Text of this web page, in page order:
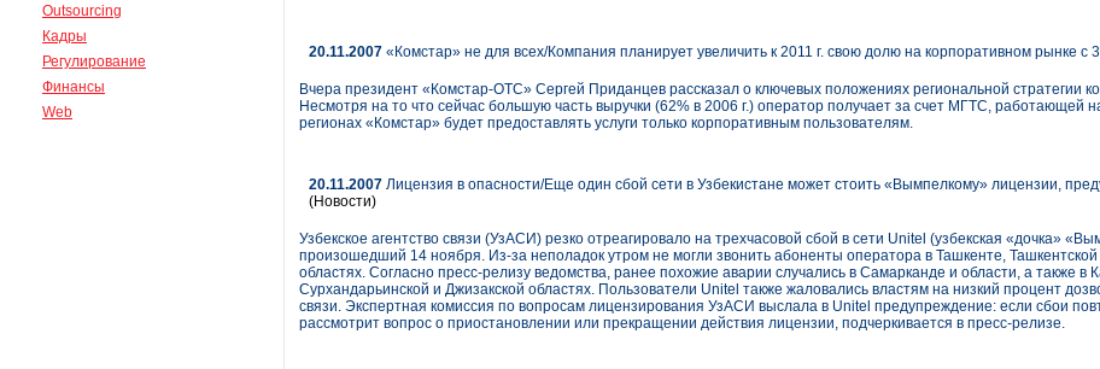
Outsourcing
Кадры
Регулирование
Финансы
Web
20.11.2007 «Комстар» не для всех/Компания планирует увеличить к 2011 г. свою долю на корпоративном рынке с
Вчера президент «Комстар-ОТС» Сергей Приданцев рассказал о ключевых положениях региональной стратегии
Несмотря на то что сейчас большую часть выручки (62% в 2006 г.) оператор получает за счет МГТС, работающей
регионах «Комстар» будет предоставлять услуги только корпоративным пользователям.
20.11.2007 Лицензия в опасности/Еще один сбой сети в Узбекистане может стоить «Вымпелкому» лицензии,
(Новости)
Узбекское агентство связи (УзАСИ) резко отреагировало на трехчасовой сбой в сети Unitel (узбекская «дочка»
произошедший 14 ноября. Из-за неполадок утром не могли звонить абоненты оператора в Ташкенте,
областях. Согласно пресс-релизу ведомства, ранее похожие аварии случались в Самарканде и области, а также в
Сурхандарьинской и Джизакской областях. Пользователи Unitel также жаловались властям на низкий процент
связи. Экспертная комиссия по вопросам лицензирования УзАСИ выслала в Unitel предупреждение: если сбои
рассмотрит вопрос о приостановлении или прекращении действия лицензии, подчеркивается в пресс-релизе.